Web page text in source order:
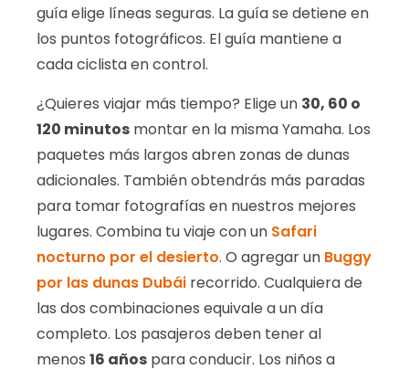
guía elige líneas seguras. La guía se detiene en
los puntos fotográficos. El guía mantiene a
cada ciclista en control.
¿Quieres viajar más tiempo? Elige un 30, 60 o
120 minutos montar en la misma Yamaha. Los
paquetes más largos abren zonas de dunas
adicionales. También obtendrás más paradas
para tomar fotografías en nuestros mejores
lugares. Combina tu viaje con un Safari
nocturno por el desierto. O agregar un Buggy
por las dunas Dubái recorrido. Cualquiera de
las dos combinaciones equivale a un día
completo. Los pasajeros deben tener al
menos 16 años para conducir. Los niños a